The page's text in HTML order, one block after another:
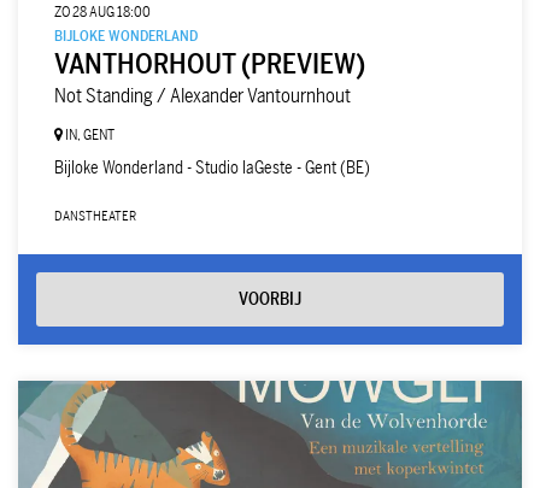
VANTHORHOUT (PREVIEW)
Not Standing / Alexander Vantournhout
BIJLOKE WONDERLAND
ZO 28 AUG18:00
IN, GENT
Bijloke Wonderland - Studio laGeste - Gent (BE)
DANSTHEATER
VOORBIJ